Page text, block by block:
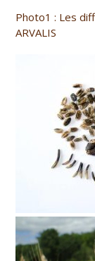
Photo1 : Les
ARVALIS